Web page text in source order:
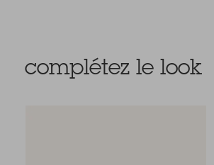
complétez le look